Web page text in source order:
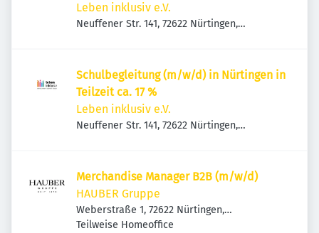
Leben inklusiv e.V.
Neuffener Str. 141, 72622 Nürtingen,
Schulbegleitung (m/w/d) in Nürtingen in
Teilzeit ca. 17 %
Leben inklusiv e.V.
Neuffener Str. 141, 72622 Nürtingen,
Merchandise Manager B2B (m/w/d)
HAUBER Gruppe
Weberstraße 1, 72622 Nürtingen,
Deutschland
Teilweise Homeoffice